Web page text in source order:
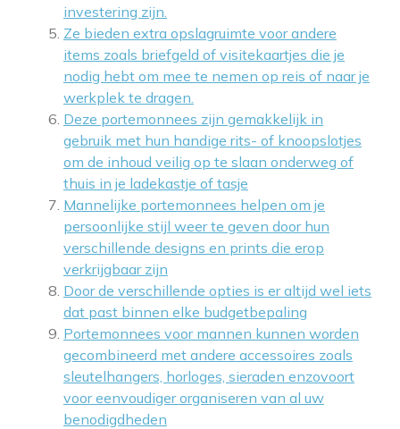
investering zijn.
Ze bieden extra opslagruimte voor andere
items zoals briefgeld of visitekaartjes die je
nodig hebt om mee te nemen op reis of naar je
werkplek te dragen.
Deze portemonnees zijn gemakkelijk in
gebruik met hun handige rits- of knoopslotjes
om de inhoud veilig op te slaan onderweg of
thuis in je ladekastje of tasje
Mannelijke portemonnees helpen om je
persoonlijke stijl weer te geven door hun
verschillende designs en prints die erop
verkrijgbaar zijn
Door de verschillende opties is er altijd wel iets
dat past binnen elke budgetbepaling
Portemonnees voor mannen kunnen worden
gecombineerd met andere accessoires zoals
sleutelhangers, horloges, sieraden enzovoort
voor eenvoudiger organiseren van al uw
benodigdheden